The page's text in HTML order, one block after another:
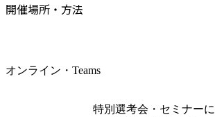
開催場所・方法
オンライン・Teams
特別選考会・セミナーに